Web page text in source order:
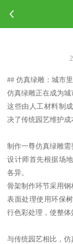
## 仿真绿雕：城市
仿真绿雕正在成为城
这些由人工材料制
决了传统园艺维护成
制作一尊仿真绿雕需
设计师首先根据场
各异。
骨架制作环节采用钢
表面处理使用环保
行色彩处理，使整体
与传统园艺相比，仿